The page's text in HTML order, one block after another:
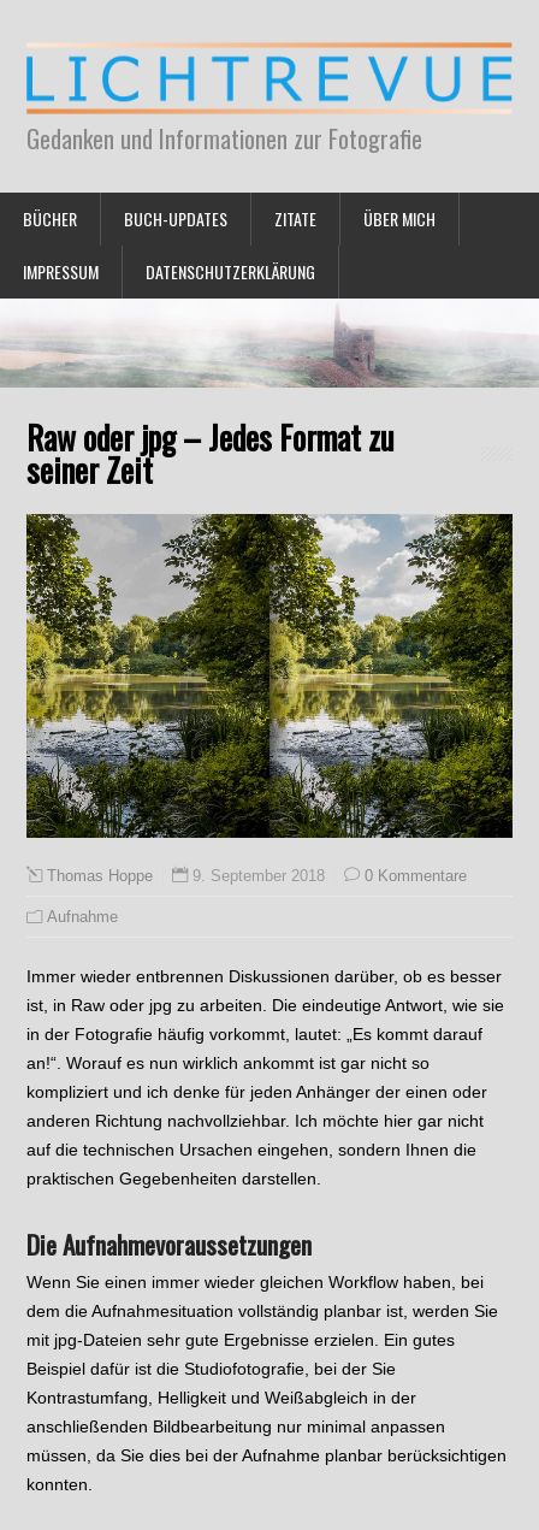
Gedanken und Informationen zur Fotografie
BÜCHER BUCH-UPDATES ZITATE ÜBER MICH
IMPRESSUM DATENSCHUTZERKLÄRUNG
Raw oder jpg – Jedes Format zu
seiner Zeit
Thomas Hoppe 9. September 2018 0 Kommentare
Aufnahme
Immer wieder entbrennen Diskussionen darüber, ob es besser
ist, in Raw oder jpg zu arbeiten. Die eindeutige Antwort, wie sie
in der Fotografie häufig vorkommt, lautet: „Es kommt darauf
an!“. Worauf es nun wirklich ankommt ist gar nicht so
kompliziert und ich denke für jeden Anhänger der einen oder
anderen Richtung nachvollziehbar. Ich möchte hier gar nicht
auf die technischen Ursachen eingehen, sondern Ihnen die
praktischen Gegebenheiten darstellen.
Die Aufnahmevoraussetzungen
Wenn Sie einen immer wieder gleichen Workflow haben, bei
dem die Aufnahmesituation vollständig planbar ist, werden Sie
mit jpg-Dateien sehr gute Ergebnisse erzielen. Ein gutes
Beispiel dafür ist die Studiofotografie, bei der Sie
Kontrastumfang, Helligkeit und Weißabgleich in der
anschließenden Bildbearbeitung nur minimal anpassen
müssen, da Sie dies bei der Aufnahme planbar berücksichtigen
konnten.